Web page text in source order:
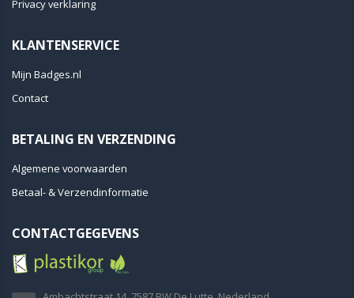
Privacy verklaring
KLANTENSERVICE
Mijn Badges.nl
Contact
BETALING EN VERZENDING
Algemene voorwaarden
Betaal- & Verzendinformatie
CONTACTGEGEVENS